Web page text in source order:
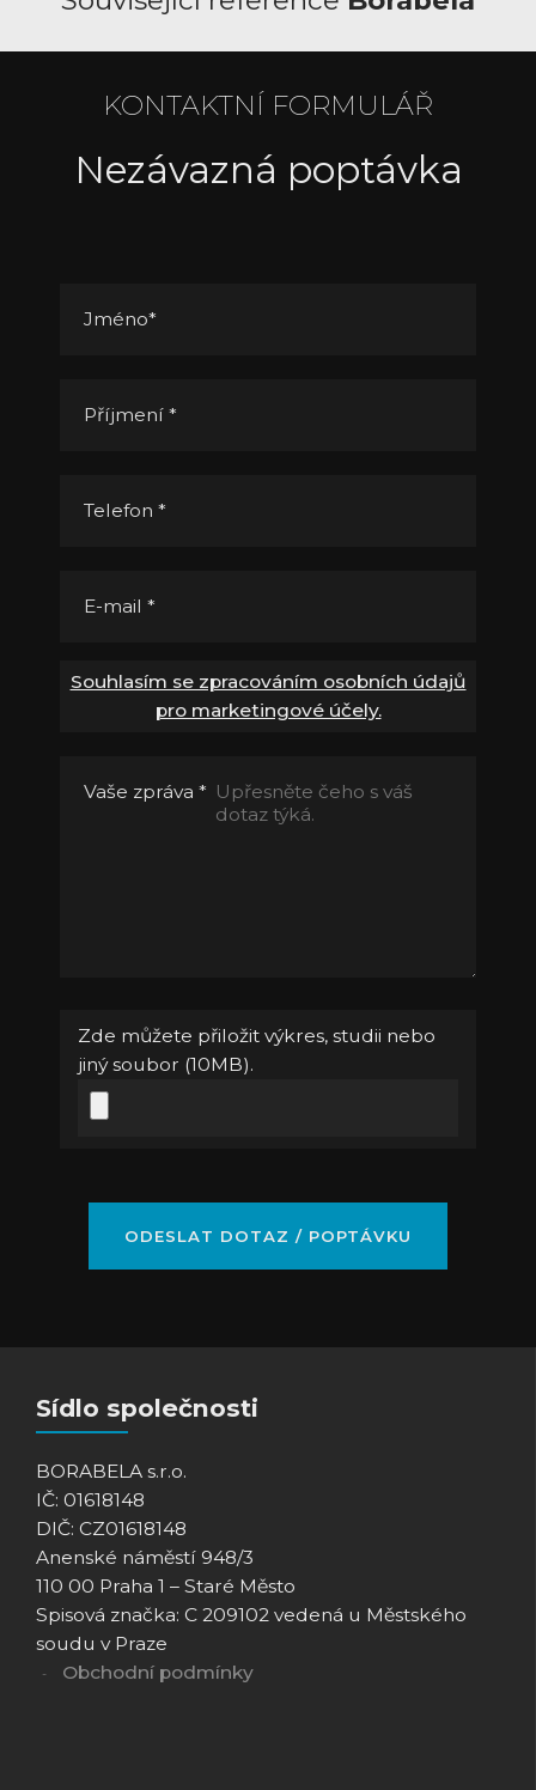
KONTAKTNÍ FORMULÁŘ
Nezávazná poptávka
Jméno*
Příjmení *
Telefon *
E-mail *
Souhlasím se zpracováním osobních údajů
pro marketingové účely.
Vaše zpráva *
Zde můžete přiložit výkres, studii nebo
jiný soubor (10MB).
Sídlo společnosti
BORABELA s.r.o.
IČ: 01618148
DIČ: CZ01618148
Anenské náměstí 948/3
110 00 Praha 1 – Staré Město
Spisová značka: C 209102 vedená u Městského
soudu v Praze
Obchodní podmínky